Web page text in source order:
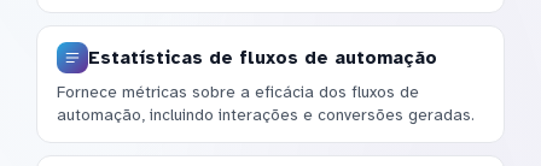
Estatísticas de fluxos de automação
Fornece métricas sobre a eficácia dos fluxos de
automação, incluindo interações e conversões geradas.